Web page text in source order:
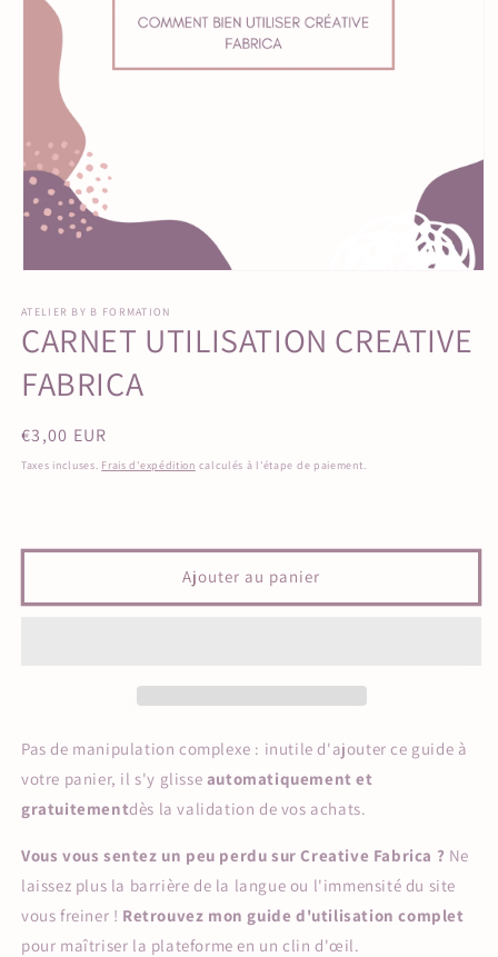
média
1
dans
fenêtre
modale
ATELIER BY B FORMATION
CARNET UTILISATION CREATIVE
FABRICA
Prix
habituel
€3,00 EUR
Taxes incluses. Frais d'expédition calculés à l'étape de paiement.
Ajouter au panier
Pas de manipulation complexe : inutile d'ajouter ce guide à
votre panier, il s'y glisse automatiquement et
gratuitementdès la validation de vos achats.
Vous vous sentez un peu perdu sur Creative Fabrica ? Ne
laissez plus la barrière de la langue ou l'immensité du site
vous freiner ! Retrouvez mon guide d'utilisation complet
pour maîtriser la plateforme en un clin d'œil.